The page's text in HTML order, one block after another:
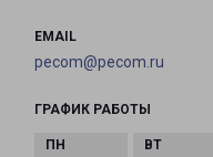
EMAIL
pecom@pecom.ru
ГРАФИК РАБОТЫ